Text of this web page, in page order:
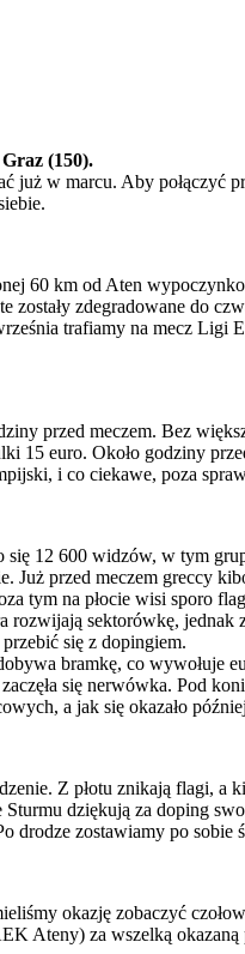
(150).
już w marcu. Aby
60 km od Aten
zostały zdegradowane do
trafiamy na mecz Ligi
przed meczem. Bez
15 euro. Około godziny
i co ciekawe, poza
się 12 600 widzów, w tym
Już przed meczem greccy
tym na płocie wisi sporo
rozwijają sektorówkę,
się z dopingiem.
bramkę, co wywołuje
się nerwówka. Pod
a jak się okazało
Z płotu znikają flagi, a
Sturmu dziękują za doping
drodze zostawiamy po
okazję zobaczyć
Ateny) za wszelką